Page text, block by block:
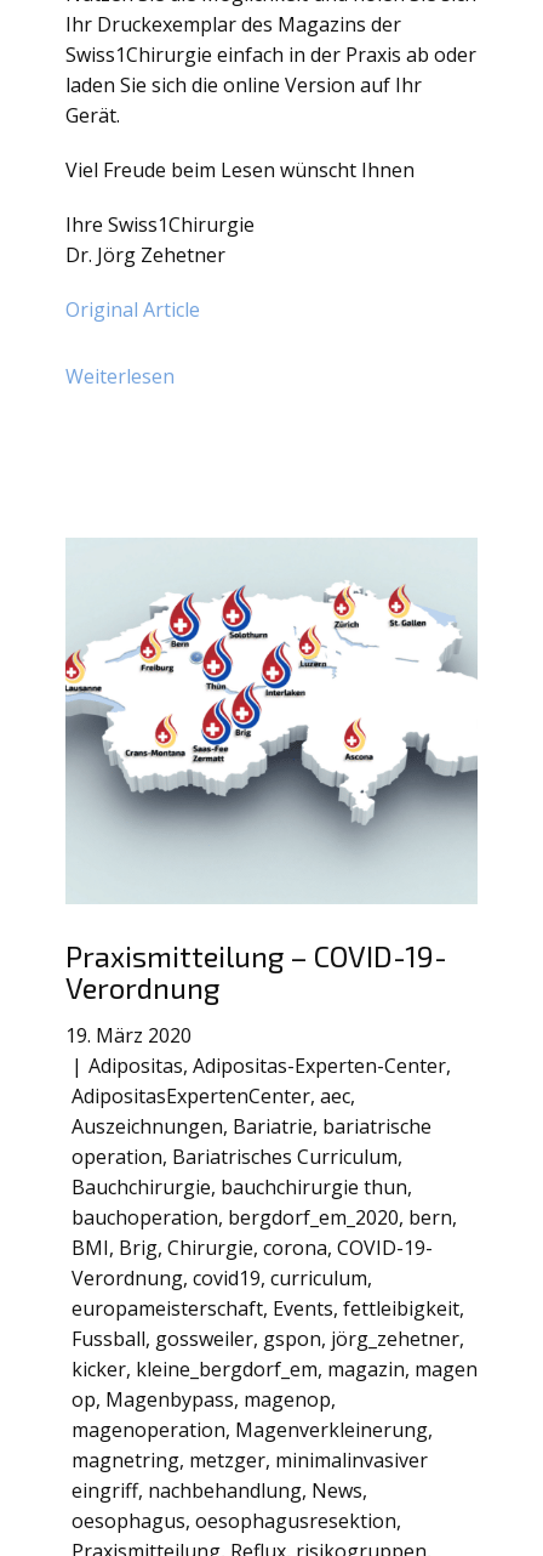
Ihr Druckexemplar des Magazins der
Swiss1Chirurgie einfach in der Praxis ab oder
laden Sie sich die online Version auf Ihr
Gerät.
Viel Freude beim Lesen wünscht Ihnen
Ihre Swiss1Chirurgie
Dr. Jörg Zehetner
Original Article
Weiterlesen
Praxismitteilung – COVID-19-
Verordnung
19. März 2020
Adipositas, Adipositas-Experten-Center,
AdipositasExpertenCenter, aec,
Auszeichnungen, Bariatrie, bariatrische
operation, Bariatrisches Curriculum,
Bauchchirurgie, bauchchirurgie thun,
bauchoperation, bergdorf_em_2020, bern,
BMI, Brig, Chirurgie, corona, COVID-19-
Verordnung, covid19, curriculum,
europameisterschaft, Events, fettleibigkeit,
Fussball, gossweiler, gspon, jörg_zehetner,
kicker, kleine_bergdorf_em, magazin, magen
op, Magenbypass, magenop,
magenoperation, Magenverkleinerung,
magnetring, metzger, minimalinvasiver
eingriff, nachbehandlung, News,
oesophagus, oesophagusresektion,